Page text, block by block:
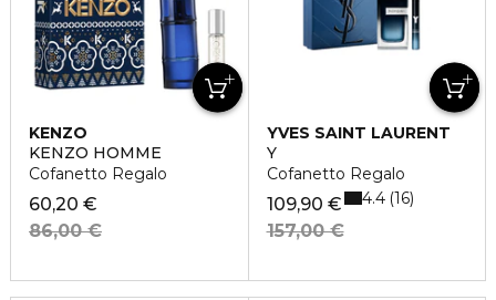
KENZO
KENZO HOMME
Cofanetto Regalo
60,20 €
86,00 €
YVES SAINT LAURENT
Y
Cofanetto Regalo
109,90 €
157,00 €
4.4 16